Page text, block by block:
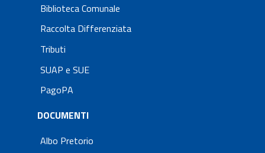
Biblioteca Comunale
Raccolta Differenziata
Tributi
SUAP e SUE
PagoPA
DOCUMENTI
Albo Pretorio